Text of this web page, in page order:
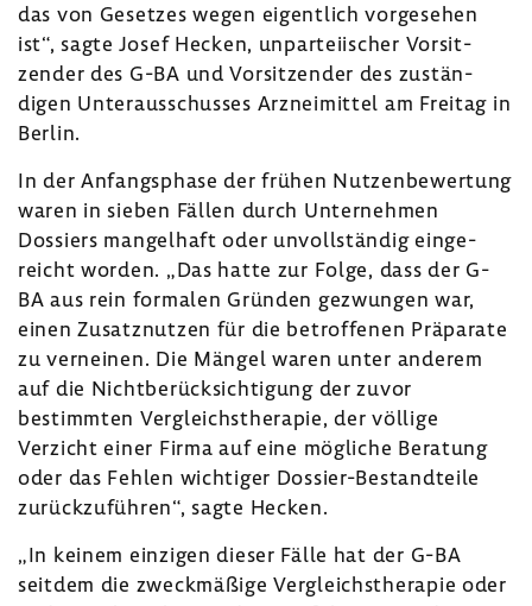
das von Gesetzes wegen eigent­lich vorge­sehen
ist“, sagte Josef Hecken, unpar­tei­ischer Vorsit­
zender des G-BA und Vorsit­zender des zustän­
digen Unter­aus­schusses Arznei­mittel am Freitag in
Berlin.
In der Anfangs­phase der frühen Nutzen­be­wer­tung
waren in sieben Fällen durch Unter­nehmen
Dossiers mangel­haft oder unvoll­ständig einge­
reicht worden. „Das hatte zur Folge, dass der G-
BA aus rein formalen Gründen gezwungen war,
einen Zusatz­nutzen für die betrof­fenen Präpa­rate
zu verneinen. Die Mängel waren unter anderem
auf die Nicht­be­rück­sich­ti­gung der zuvor
bestimmten Vergleichs­the­rapie, der völlige
Verzicht einer Firma auf eine mögliche Bera­tung
oder das Fehlen wich­tiger Dossier-​Bestandteile
zurück­zu­führen“, sagte Hecken.
„In keinem einzigen dieser Fälle hat der G-BA
seitdem die zweck­mä­ßige Vergleichs­the­rapie oder